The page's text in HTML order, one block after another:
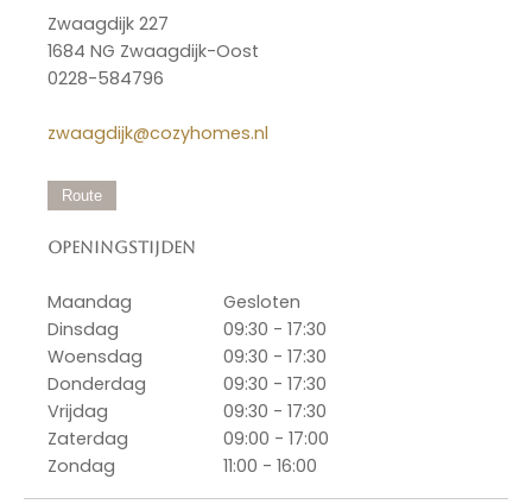
Zwaagdijk 227
1684 NG Zwaagdijk-Oost
0228-584796
zwaagdijk@cozyhomes.nl
Route
Openingstijden
Maandag
Gesloten
Dinsdag
09:30 - 17:30
Woensdag
09:30 - 17:30
Donderdag
09:30 - 17:30
Vrijdag
09:30 - 17:30
Zaterdag
09:00 - 17:00
Zondag
11:00 - 16:00